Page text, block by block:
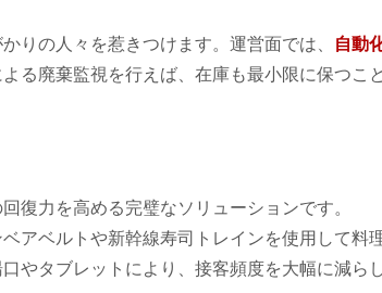
りの人々を惹きつけます。運営面では、 自動
る廃棄監視を行えば、在庫も最小限に保つこ
復力を高める完璧なソリューションです。
アベルトや新幹線寿司トレインを使用して料
やタブレットにより、接客頻度を大幅に減ら